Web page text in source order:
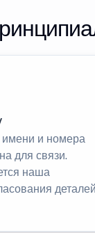
и номера
для связи.
наша
деталей